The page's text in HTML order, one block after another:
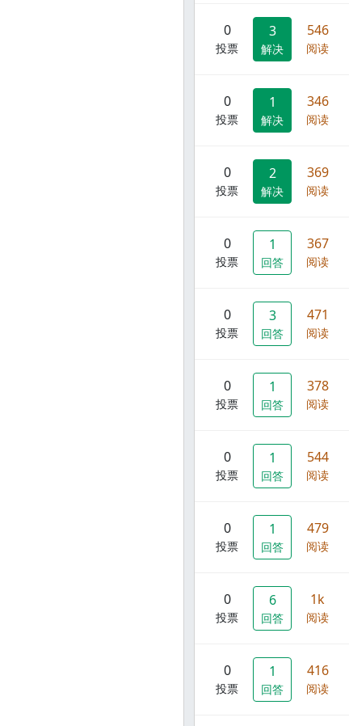
0
投票
3
解决
546
阅读
0
投票
1
解决
346
阅读
0
投票
2
解决
369
阅读
0
投票
1
回答
367
阅读
0
投票
3
回答
471
阅读
0
投票
1
回答
378
阅读
0
投票
1
回答
544
阅读
0
投票
1
回答
479
阅读
0
投票
6
回答
1k
阅读
0
投票
1
回答
416
阅读